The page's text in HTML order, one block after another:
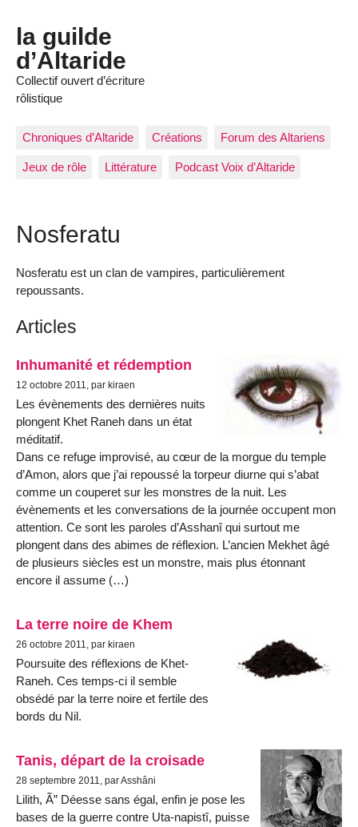
la guilde
d’Altaride
Collectif ouvert d’écriture
rôlistique
Chroniques d’Altaride Créations Forum des Altariens
Jeux de rôle Littérature Podcast Voix d’Altaride
Nosferatu
Nosferatu est un clan de vampires, particulièrement
repoussants.
Articles
Inhumanité et rédemption
12 octobre 2011, par kiraen
Les évènements des dernières nuits
plongent Khet Raneh dans un état
méditatif.
Dans ce refuge improvisé, au cœur de la morgue du temple
d’Amon, alors que j’ai repoussé la torpeur diurne qui s’abat
comme un couperet sur les monstres de la nuit. Les
évènements et les conversations de la journée occupent mon
attention. Ce sont les paroles d’Asshanî qui surtout me
plongent dans des abimes de réflexion. L’ancien Mekhet âgé
de plusieurs siècles est un monstre, mais plus étonnant
encore il assume (…)
La terre noire de Khem
26 octobre 2011, par kiraen
Poursuite des réflexions de Khet-
Raneh. Ces temps-ci il semble
obsédé par la terre noire et fertile des
bords du Nil.
Tanis, départ de la croisade
28 septembre 2011, par Asshâni
Lilith, Ã” Déesse sans égal, enfin je pose les
bases de la guerre contre Uta-napistî, puisse